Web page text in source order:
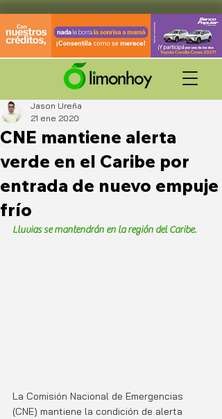
CNE mantiene alerta
verde en el Caribe por
entrada de nuevo empuje
frío
Jason Ureña
21 ene 2020
Lluvias se mantendrán en la región del Caribe.
La Comisión Nacional de Emergencias
(CNE) mantiene la condición de alerta